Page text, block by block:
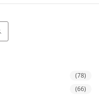
(78)
(66)